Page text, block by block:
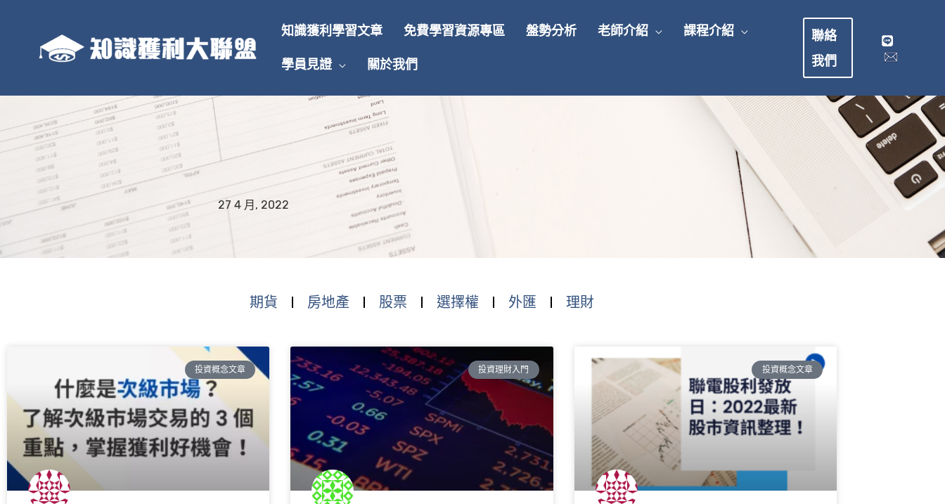
知識獲利學習文章 免費學習資源專區 盤勢分析 老師介紹 課程介紹
學員見證 關於我們
聯絡
我們
27 4 月, 2022
期貨 房地產 股票 選擇權 外匯 理財
投資概念文章 投資理財入門 投資概念文章